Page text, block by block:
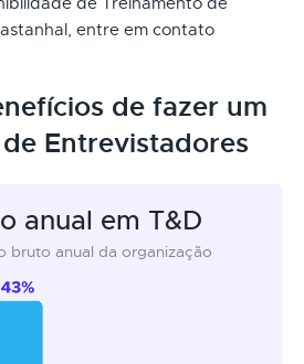
entre em contato
de fazer um
Entrevistadores
anual em T&D
bruto anual da organização